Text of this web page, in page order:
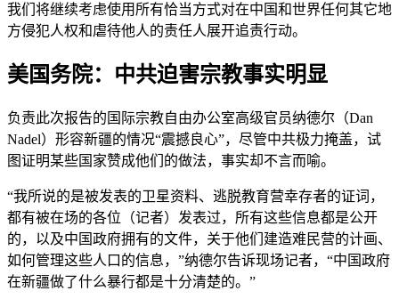
我们将继续考虑使用所有恰当方式对在中国和世界任何其它地
方侵犯人权和虐待他人的责任人展开追责行动。
美国务院：中共迫害宗教事实明显
负责此次报告的国际宗教自由办公室高级官员纳德尔（Dan
Nadel）形容新疆的情况“震撼良心”，尽管中共极力掩盖，试
图证明某些国家赞成他们的做法，事实却不言而喻。
“我所说的是被发表的卫星资料、逃脱教育营幸存者的证词，
都有被在场的各位（记者）发表过，所有这些信息都是公开
的，以及中国政府拥有的文件，关于他们建造难民营的计画、
如何管理这些人口的信息，”纳德尔告诉现场记者，“中国政府
在新疆做了什么暴行都是十分清楚的。”